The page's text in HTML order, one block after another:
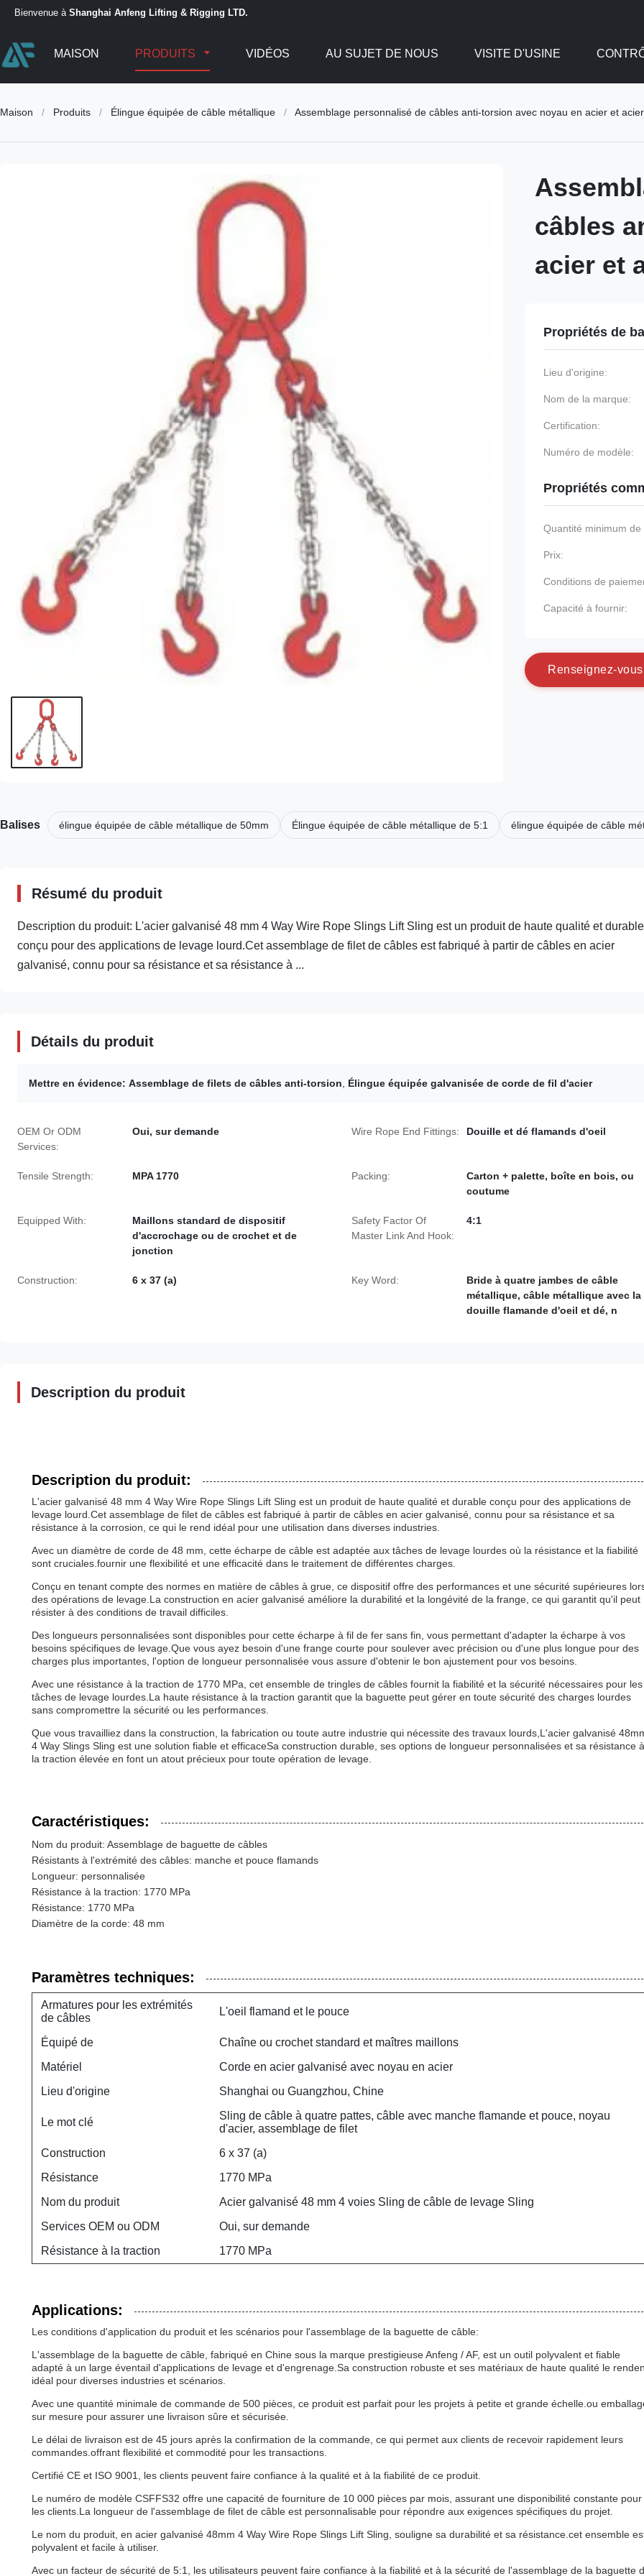
Bienvenue à Shanghai Anfeng Lifting & Rigging LTD.
MAISON PRODUITS VIDÉOS AU SUJET DE NOUS VISITE D'USINE
Maison / Produits / Élingue équipée de câble métallique / Assemblage personnalisé de câbles anti-torsion avec noyau en acier et
câbles
acier et
Propriétés de
Lieu d'origine:
Nom de la marque:
Certification:
Numéro de modèle:
Propriétés
Quantité minimum
Prix:
Conditions de
Capacité à fournir:
Renseignez-vous
Balises élingue équipée de câble métallique de 50mm Élingue équipée de câble métallique de 5:1 élingue équipée de câble
Résumé du produit
Description du produit: L'acier galvanisé 48 mm 4 Way Wire Rope Slings Lift Sling est un produit de haute qualité et durable
conçu pour des applications de levage lourd.Cet assemblage de filet de câbles est fabriqué à partir de câbles en acier
galvanisé, connu pour sa résistance et sa résistance à ...
Détails du produit
Mettre en évidence: Assemblage de filets de câbles anti-torsion Élingue équipée galvanisée de corde de fil d'acier
OEM Or ODM
Services:
Oui, sur demande Wire Rope End Fittings: Douille et dé flamands d'oeil
Tensile Strength: MPA 1770 Packing:
Carton + palette, boîte en bois, ou
coutume
Equipped With:
Maillons standard de dispositif
d'accrochage ou de crochet et de
jonction
Safety Factor Of
Master Link And Hook:
4:1
Construction: 6 x 37 (a) Key Word:
Bride à quatre jambes de câble
métallique, câble métallique avec la
douille flamande d'oeil et dé, n
Description du produit
Description du produit:
L'acier galvanisé 48 mm 4 Way Wire Rope Slings Lift Sling est un produit de haute qualité et durable conçu pour des applications de
levage lourd.Cet assemblage de filet de câbles est fabriqué à partir de câbles en acier galvanisé, connu pour sa résistance et sa
résistance à la corrosion, ce qui le rend idéal pour une utilisation dans diverses industries.
Avec un diamètre de corde de 48 mm, cette écharpe de câble est adaptée aux tâches de levage lourdes où la résistance et la fiabilité
sont cruciales.fournir une flexibilité et une efficacité dans le traitement de différentes charges.
Conçu en tenant compte des normes en matière de câbles à grue, ce dispositif offre des performances et une sécurité supérieures
des opérations de levage.La construction en acier galvanisé améliore la durabilité et la longévité de la frange, ce qui garantit qu'il peut
résister à des conditions de travail difficiles.
Des longueurs personnalisées sont disponibles pour cette écharpe à fil de fer sans fin, vous permettant d'adapter la écharpe à vos
besoins spécifiques de levage.Que vous ayez besoin d'une frange courte pour soulever avec précision ou d'une plus longue pour des
charges plus importantes, l'option de longueur personnalisée vous assure d'obtenir le bon ajustement pour vos besoins.
Avec une résistance à la traction de 1770 MPa, cet ensemble de tringles de câbles fournit la fiabilité et la sécurité nécessaires pour les
tâches de levage lourdes.La haute résistance à la traction garantit que la baguette peut gérer en toute sécurité des charges lourdes
sans compromettre la sécurité ou les performances.
Que vous travailliez dans la construction, la fabrication ou toute autre industrie qui nécessite des travaux lourds,L'acier galvanisé
4 Way Slings Sling est une solution fiable et efficaceSa construction durable, ses options de longueur personnalisées et sa résistance à
la traction élevée en font un atout précieux pour toute opération de levage.
Caractéristiques:
Nom du produit: Assemblage de baguette de câbles
Résistants à l'extrémité des câbles: manche et pouce flamands
Longueur: personnalisée
Résistance à la traction: 1770 MPa
Résistance: 1770 MPa
Diamètre de la corde: 48 mm
Paramètres techniques:
Armatures pour les extrémités
de câbles
L'oeil flamand et le pouce
Équipé de
Chaîne ou crochet standard et maîtres maillons
Matériel
Corde en acier galvanisé avec noyau en acier
Lieu d'origine
Shanghai ou Guangzhou, Chine
Le mot clé
Sling de câble à quatre pattes, câble avec manche flamande et pouce, noyau
d'acier, assemblage de filet
Construction
6 x 37 (a)
Résistance
1770 MPa
Nom du produit
Acier galvanisé 48 mm 4 voies Sling de câble de levage Sling
Services OEM ou ODM
Oui, sur demande
Résistance à la traction
1770 MPa
Applications:
Les conditions d'application du produit et les scénarios pour l'assemblage de la baguette de câble:
L'assemblage de la baguette de câble, fabriqué en Chine sous la marque prestigieuse Anfeng / AF, est un outil polyvalent et fiable
adapté à un large éventail d'applications de levage et d'engrenage.Sa construction robuste et ses matériaux de haute qualité le
idéal pour diverses industries et scénarios.
Avec une quantité minimale de commande de 500 pièces, ce produit est parfait pour les projets à petite et grande échelle.ou
sur mesure pour assurer une livraison sûre et sécurisée.
Le délai de livraison est de 45 jours après la confirmation de la commande, ce qui permet aux clients de recevoir rapidement leurs
commandes.offrant flexibilité et commodité pour les transactions.
Certifié CE et ISO 9001, les clients peuvent faire confiance à la qualité et à la fiabilité de ce produit.
Le numéro de modèle CSFFS32 offre une capacité de fourniture de 10 000 pièces par mois, assurant une disponibilité constante pour
les clients.La longueur de l'assemblage de filet de câble est personnalisable pour répondre aux exigences spécifiques du projet.
Le nom du produit, en acier galvanisé 48mm 4 Way Wire Rope Slings Lift Sling, souligne sa durabilité et sa résistance.cet ensemble
polyvalent et facile à utiliser.
Avec un facteur de sécurité de 5:1, les utilisateurs peuvent faire confiance à la fiabilité et à la sécurité de l'assemblage de la baguette